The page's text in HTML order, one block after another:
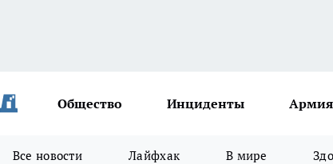
Общество Инциденты Армия
Все новости Лайфхак В мире